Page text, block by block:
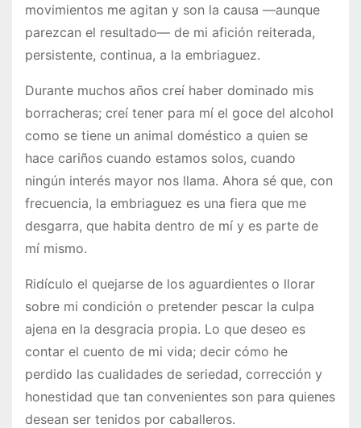
movimientos me agitan y son la causa —aunque
parezcan el resultado— de mi afición reiterada,
persistente, continua, a la embriaguez.
Durante muchos años creí haber dominado mis
borracheras; creí tener para mí el goce del alcohol
como se tiene un animal doméstico a quien se
hace cariños cuando estamos solos, cuando
ningún interés mayor nos llama. Ahora sé que, con
frecuencia, la embriaguez es una fiera que me
desgarra, que habita dentro de mí y es parte de
mí mismo.
Ridículo el quejarse de los aguardientes o llorar
sobre mi condición o pretender pescar la culpa
ajena en la desgracia propia. Lo que deseo es
contar el cuento de mi vida; decir cómo he
perdido las cualidades de seriedad, corrección y
honestidad que tan convenientes son para quienes
desean ser tenidos por caballeros.